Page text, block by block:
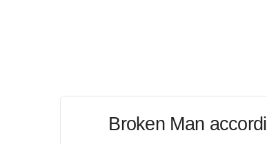
Broken Man accordi